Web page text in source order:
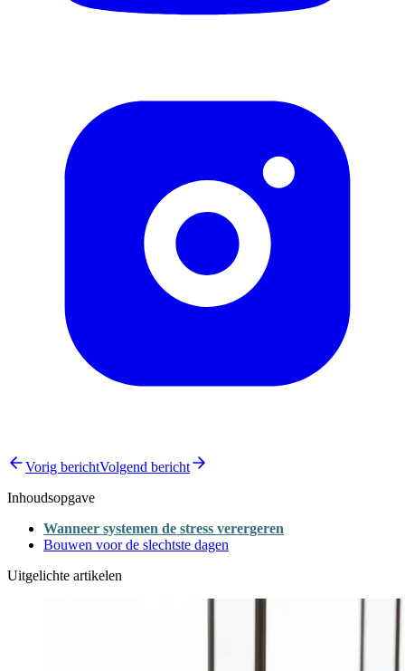
Vorig berichtVolgend bericht
Inhoudsopgave
Wanneer systemen de stress verergeren
Bouwen voor de slechtste dagen
Uitgelichte artikelen